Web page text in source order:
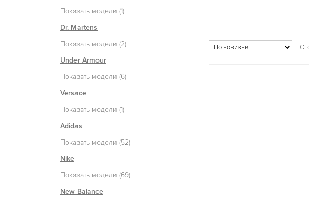
Показать модели (1)
Dr. Martens
Показать модели (2)
Under Armour
Показать модели (6)
Versace
Показать модели (1)
Adidas
Показать модели (52)
Nike
Показать модели (69)
New Balance